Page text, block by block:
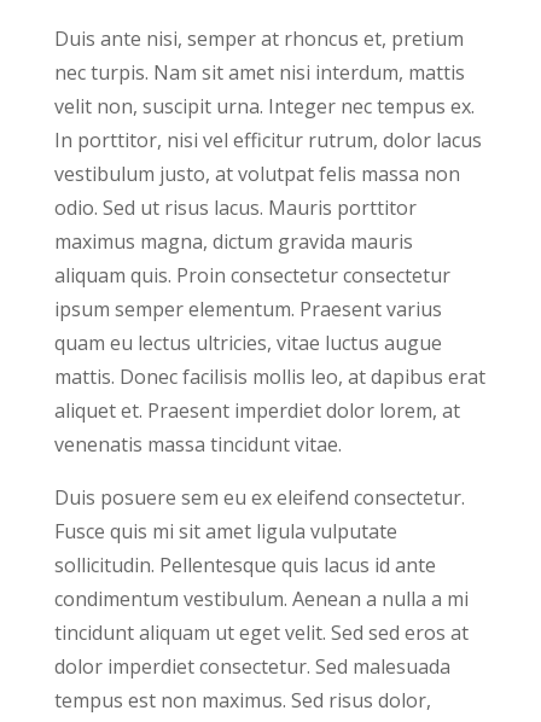
Duis ante nisi, semper at rhoncus et, pretium
nec turpis. Nam sit amet nisi interdum, mattis
velit non, suscipit urna. Integer nec tempus ex.
In porttitor, nisi vel efficitur rutrum, dolor lacus
vestibulum justo, at volutpat felis massa non
odio. Sed ut risus lacus. Mauris porttitor
maximus magna, dictum gravida mauris
aliquam quis. Proin consectetur consectetur
ipsum semper elementum. Praesent varius
quam eu lectus ultricies, vitae luctus augue
mattis. Donec facilisis mollis leo, at dapibus erat
aliquet et. Praesent imperdiet dolor lorem, at
venenatis massa tincidunt vitae.
Duis posuere sem eu ex eleifend consectetur.
Fusce quis mi sit amet ligula vulputate
sollicitudin. Pellentesque quis lacus id ante
condimentum vestibulum. Aenean a nulla a mi
tincidunt aliquam ut eget velit. Sed sed eros at
dolor imperdiet consectetur. Sed malesuada
tempus est non maximus. Sed risus dolor,